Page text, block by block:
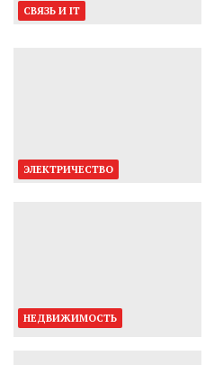
СВЯЗЬ И IT
ЭЛЕКТРИЧЕСТВО
НЕДВИЖИМОСТЬ